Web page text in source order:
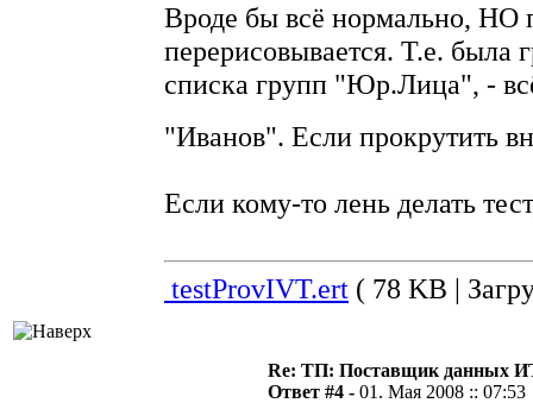
Вроде бы всё нормально, НО
перерисовывается. Т.е.
списка групп "Юр.Лица", -
"Иванов". Если прокрутить
Если кому-то лень делать
testProvIVT.ert ( 78 KB |
Re: ТП: Поставщик данных
Ответ #4 - 01. Мая 2008 :: 07:53